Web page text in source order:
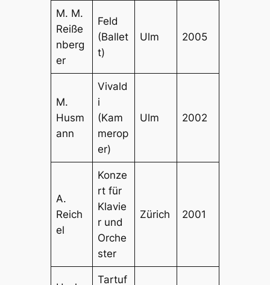
M. M.
Reiße
nberg
er
Feld
(Ballet
t)
Ulm 2005
M.
Husm
ann
Vivald
i
(Kam
merop
er)
Ulm 2002
A.
Reich
el
Konze
rt für
Klavie
r und
Orche
ster
Zürich 2001
Tartuf